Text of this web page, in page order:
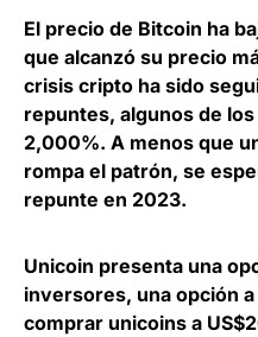
El precio de Bitcoin ha
que alcanzó su precio
crisis cripto ha sido
repuntes, algunos de
2,000%. A menos que
rompa el patrón, se
repunte en 2023.
Unicoin presenta una
inversores, una opción
comprar unicoins a